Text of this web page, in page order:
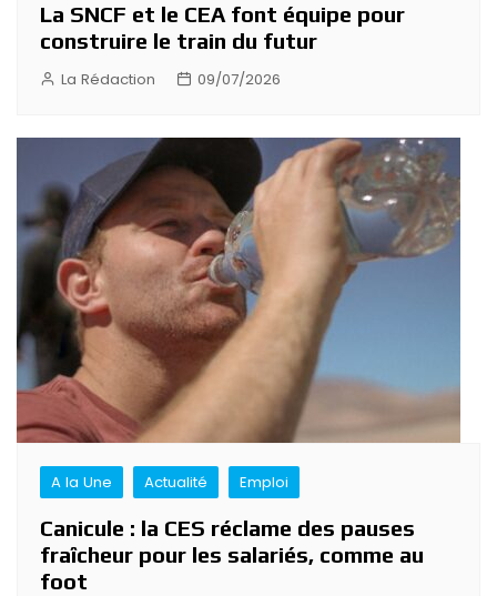
La SNCF et le CEA font équipe pour
construire le train du futur
La Rédaction 09/07/2026
A la Une Actualité Emploi
Canicule : la CES réclame des pauses
fraîcheur pour les salariés, comme au
foot